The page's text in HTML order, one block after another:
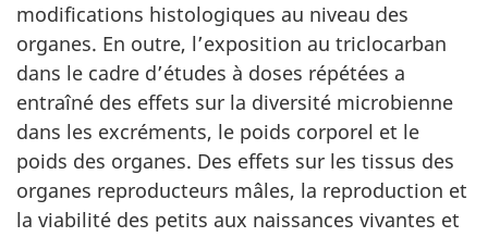
modifications histologiques au niveau des
organes. En outre, l’exposition au triclocarban
dans le cadre d’études à doses répétées a
entraîné des effets sur la diversité microbienne
dans les excréments, le poids corporel et le
poids des organes. Des effets sur les tissus des
organes reproducteurs mâles, la reproduction et
la viabilité des petits aux naissances vivantes et